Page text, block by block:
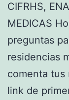
CIFRHS,
MEDICAS
preguntas
residencias
comenta tus
link de